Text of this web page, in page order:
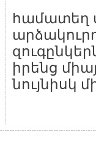
համատեղ
իրենց
նույնիսկ